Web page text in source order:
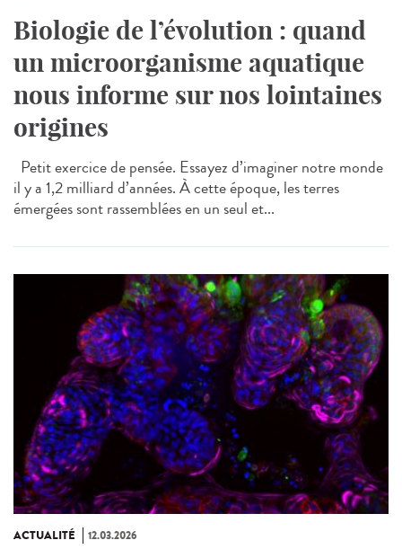
Biologie de l’évolution : quand
un microorganisme aquatique
nous informe sur nos lointaines
origines
Petit exercice de pensée. Essayez d’imaginer notre monde
il y a 1,2 milliard d’années. À cette époque, les terres
émergées sont rassemblées en un seul et...
ACTUALITÉ 12.03.2026